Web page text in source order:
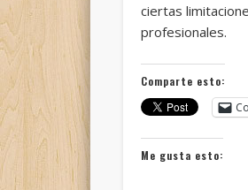
ciertas
profesionales.
Comparte esto:
Me gusta esto: